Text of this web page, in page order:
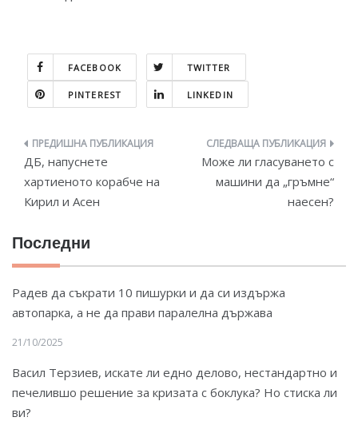
FACEBOOK TWITTER
PINTEREST LINKEDIN
Навигация
ДБ, напуснете
хартиеното корабче на
Кирил и Асен
Може ли гласуването с
машини да „гръмне“
наесен?
Последни
Радев да съкрати 10 пишурки и да си издържа
автопарка, а не да прави паралелна държава
21/10/2025
Васил Терзиев, искате ли едно делово, нестандартно и
печелившо решение за кризата с боклука? Но стиска ли
ви?